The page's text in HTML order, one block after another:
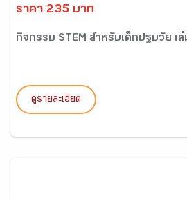
ราคา 235 บาท
กิจกรรม STEM สำหรับเด็กปฐมวัย เล่
ดูรายละเอียด